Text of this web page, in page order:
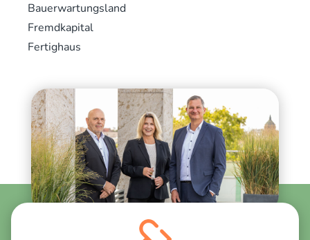
Bauerwartungsland
Fremdkapital
Fertighaus